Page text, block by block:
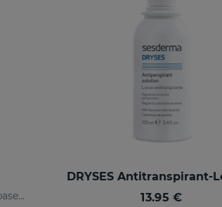
Babyses Diaper Cream is a water-based paste formulated to protect, relieve and repair possible irritations and redness of the baby's delicate and sensitive skin.
DRYSES Antitranspirant-
13.95 €